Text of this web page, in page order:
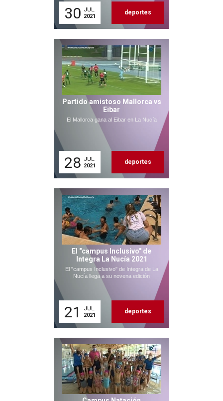
30 JUL.
2021
deportes
Partido amistoso Mallorca vs
Eibar
El Mallorca gana al Eibar en La Nucía
28 JUL.
2021
deportes
El "campus Inclusivo" de
Integra La Nucía 2021
El "campus Inclusivo" de Integra de La
Nucía llega a su novena edición
21
JUL.
2021
deportes